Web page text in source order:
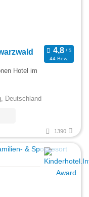
44 Bew.
Hotel im
Deutschland
1390